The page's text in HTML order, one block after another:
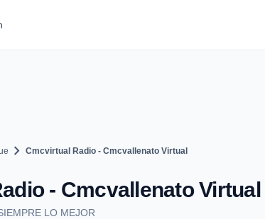
chevron_right Cmcvirtual Radio - Cmcvallenato Virtual
- Cmcvallenato Virtual
LO MEJOR